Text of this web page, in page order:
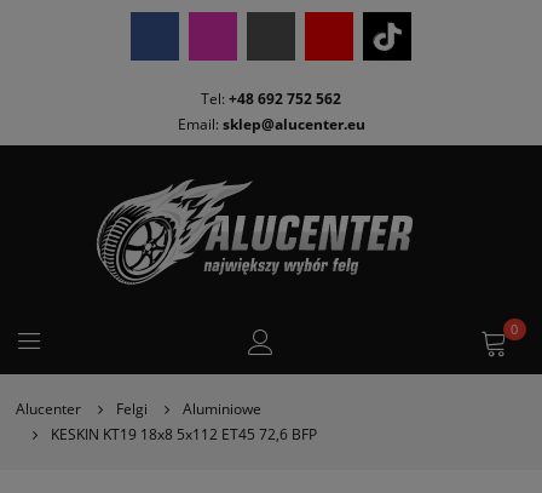
Tel: +48 692 752 562
Email: sklep@alucenter.eu
0
Alucenter Felgi
Aluminiowe
KESKIN KT19 18x8 5x112 ET45 72,6 BFP